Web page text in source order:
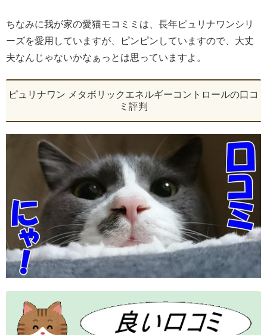
ちなみに我が家の愛猫モコミミは、長年ピュリナワンシリ
ーズを愛用していますが、ピンピンしていますので、大丈
夫なんじゃないかなぁっとは思っていますよ。
ピュリナワン メタボリックエネルギーコントロールの口コ
ミ評判